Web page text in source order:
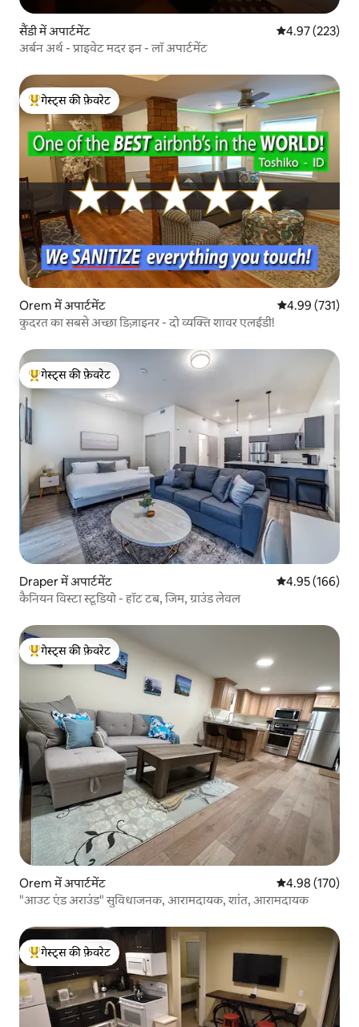
सैंडी में अपार्टमेंट औसत रेटिंग 5 में से
4.97 (223)
अर्बन अर्थ - प्राइवेट मदर इन - लॉ अपार्टमेंट
गेस्ट्स का टॉप फ़ेवरेट
गेस्ट्स की फ़ेवरेट
Orem में अपार्टमेंट औसत रेटिंग 5 में से
4.99 (731)
कुदरत का सबसे अच्छा डिज़ाइनर - दो व्यक्ति शावर एलईडी!
गेस्ट्स का टॉप फ़ेवरेट
गेस्ट्स की फ़ेवरेट
Draper में अपार्टमेंट औसत रेटिंग 5 में से
4.95 (166)
कैनियन विस्टा स्टूडियो - हॉट टब, जिम, ग्राउंड लेवल
गेस्ट्स का टॉप फ़ेवरेट
गेस्ट्स की फ़ेवरेट
Orem में अपार्टमेंट औसत रेटिंग 5 में से
4.98 (170)
"आउट एंड अराउंड" सुविधाजनक, आरामदायक, शांत, आरामदायक
गेस्ट्स का टॉप फ़ेवरेट
गेस्ट्स की फ़ेवरेट